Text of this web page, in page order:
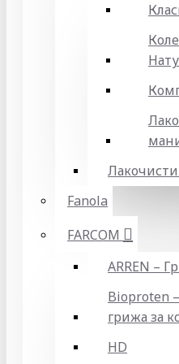
Fanola
FARCOM
ARREN –
Bioproten
грижа за
HD